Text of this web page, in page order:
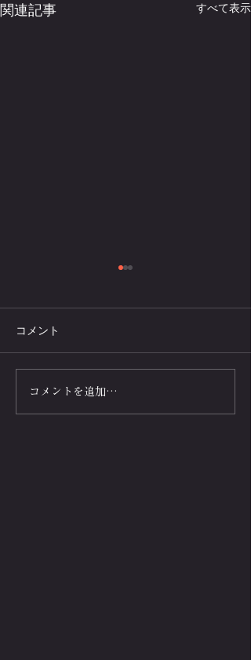
関連記事 すべて表示
超高齢社会に50代パーソ
ナル（スポーツ）トレー
コメント
コメントを追加…